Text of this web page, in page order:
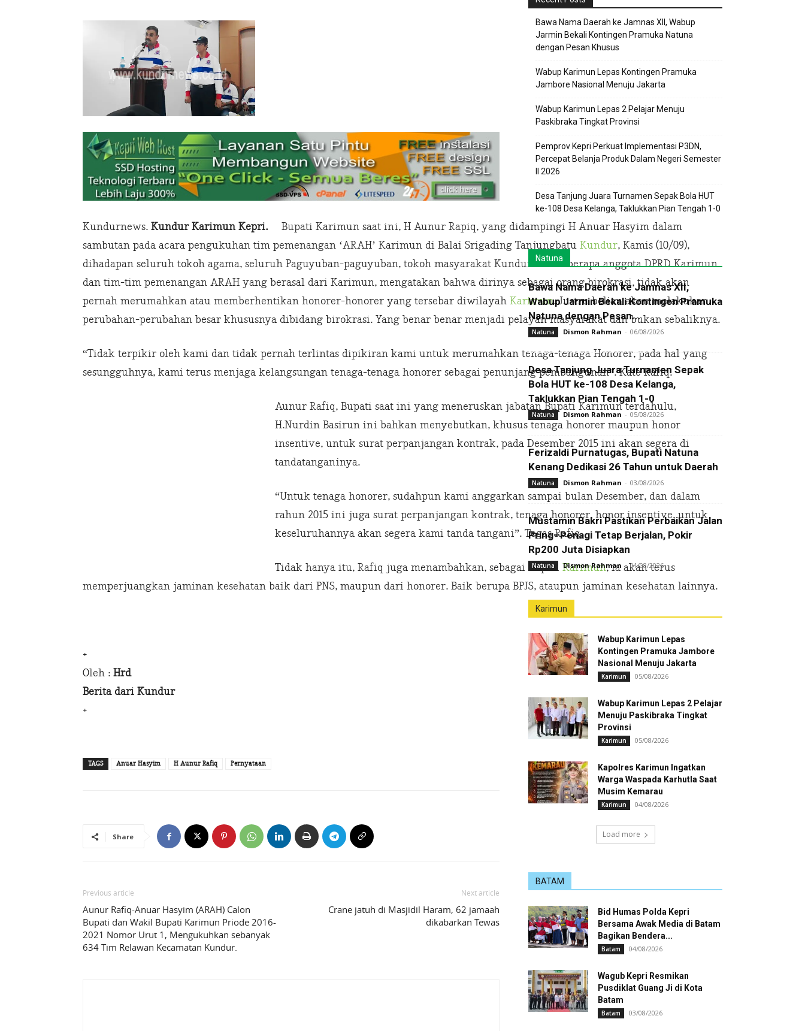
Kundurnews. Kundur Karimun Kepri. Bupati Karimun saat ini, H Aunur Rapiq, yang didampingi H Anuar Hasyim dalam
sambutan pada acara pengukuhan tim pemenangan ‘ARAH’ Karimun di Balai Srigading Tanjungbatu Kundur, Kamis (10/09),
dihadapan seluruh tokoh agama, seluruh Paguyuban-paguyuban, tokoh masyarakat Kundur dan beberapa anggota DPRD Karimun
dan tim-tim pemenangan ARAH yang berasal dari Karimun, mengatakan bahwa dirinya sebagai orang birokrasi, tidak akan
pernah merumahkan atau memberhentikan honorer-honorer yang tersebar diwilayah Karimun. Justru beliau akan melakukan
perubahan-perubahan besar khususnya dibidang birokrasi. Yang benar benar menjadi pelayan masyarakat dan bukan sebaliknya.
“Tidak terpikir oleh kami dan tidak pernah terlintas dipikiran kami untuk merumahkan tenaga-tenaga Honorer, pada hal yang
sesungguhnya, kami terus menjaga kelangsungan tenaga-tenaga honorer sebagai penunjang pembangunan”. Kate Rafiq.
Aunur Rafiq, Bupati saat ini yang meneruskan jabatan Bupati Karimun terdahulu,
H.Nurdin Basirun ini bahkan menyebutkan, khusus tenaga honorer maupun honor
insentive, untuk surat perpanjangan kontrak, pada Desember 2015 ini akan segera di
tandatanganinya.
“Untuk tenaga honorer, sudahpun kami anggarkan sampai bulan Desember, dan dalam
rahun 2015 ini juga surat perpanjangan kontrak, tenaga honorer, honor insentive, untuk
keseluruhannya akan segera kami tanda tangani”. Tegas Rafiq.
Tidak hanya itu, Rafiq juga menambahkan, sebagai bupati Karimun, ia akan terus
memperjuangkan jaminan kesehatan baik dari PNS, maupun dari honorer. Baik berupa BPJS, ataupun jaminan kesehatan lainnya.
+
Oleh : Hrd
Berita dari Kundur
+
TAGS Anuar Hasyim H Aunur Rafiq Pernyataan
Share
Previous article
Aunur Rafiq-Anuar Hasyim (ARAH) Calon
Bupati dan Wakil Bupati Karimun Priode 2016-
2021 Nomor Urut 1, Mengukuhkan sebanyak
634 Tim Relawan Kecamatan Kundur.
Next article
Crane jatuh di Masjidil Haram, 62 jamaah
dikabarkan Tewas
Bawa Nama Daerah ke Jamnas XII, Wabup
Jarmin Bekali Kontingen Pramuka Natuna
dengan Pesan Khusus
Wabup Karimun Lepas Kontingen Pramuka
Jambore Nasional Menuju Jakarta
Wabup Karimun Lepas 2 Pelajar Menuju
Paskibraka Tingkat Provinsi
Pemprov Kepri Perkuat Implementasi P3DN,
Percepat Belanja Produk Dalam Negeri Semester
II 2026
Desa Tanjung Juara Turnamen Sepak Bola HUT
ke-108 Desa Kelanga, Taklukkan Pian Tengah 1-0
Natuna
Bawa Nama Daerah ke Jamnas XII,
Wabup Jarmin Bekali Kontingen Pramuka
Natuna dengan Pesan...
Natuna Dismon Rahman - 06/08/2026
Desa Tanjung Juara Turnamen Sepak
Bola HUT ke-108 Desa Kelanga,
Taklukkan Pian Tengah 1-0
Natuna Dismon Rahman - 05/08/2026
Ferizaldi Purnatugas, Bupati Natuna
Kenang Dedikasi 26 Tahun untuk Daerah
Natuna Dismon Rahman - 03/08/2026
Mustamin Bakri Pastikan Perbaikan Jalan
Pring–Penagi Tetap Berjalan, Pokir
Rp200 Juta Disiapkan
Natuna Dismon Rahman - 01/08/2026
Karimun
Wabup Karimun Lepas
Kontingen Pramuka Jambore
Nasional Menuju Jakarta
Karimun 05/08/2026
Wabup Karimun Lepas 2 Pelajar
Menuju Paskibraka Tingkat
Provinsi
Karimun 05/08/2026
Kapolres Karimun Ingatkan
Warga Waspada Karhutla Saat
Musim Kemarau
Karimun 04/08/2026
Load more
BATAM
Bid Humas Polda Kepri
Bersama Awak Media di Batam
Bagikan Bendera...
Batam 04/08/2026
Wagub Kepri Resmikan
Pusdiklat Guang Ji di Kota
Batam
Batam 03/08/2026